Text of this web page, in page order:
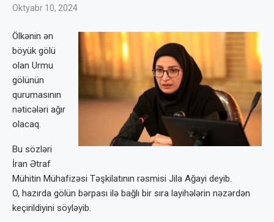
Oktyabr 10, 2024
Ölkənin ən
böyük gölü
olan Urmu
gölünün
qurumasının
nəticələri ağır
olacaq.
Bu sözləri
İran Ətraf
Mühitin Mühafizəsi Təşkilatının rəsmisi Jila Ağayi deyib.
O, hazırda gölün bərpası ilə bağlı bir sıra layihələrin nəzərdən
keçirildiyini söyləyib.